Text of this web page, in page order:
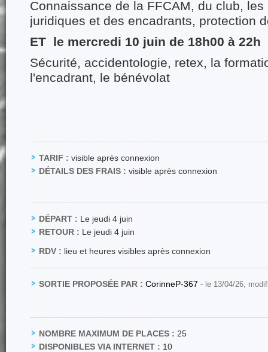
Connaissance de la FFCAM, du club,
juridiques et des encadrants, protection
ET le mercredi 10 juin de 18h00 à 22h
Sécurité, accidentologie, retex, la
l'encadrant, le bénévolat
TARIF : visible après connexion
DÉTAILS DES FRAIS : visible après connexion
DÉPART : Le jeudi 4 juin
RETOUR : Le jeudi 4 juin
RDV : lieu et heures visibles après connexion
SORTIE PROPOSÉE PAR : CorinneP-367 - le 13/04/26,
NOMBRE MAXIMUM DE PLACES : 25
DISPONIBLES VIA INTERNET : 10